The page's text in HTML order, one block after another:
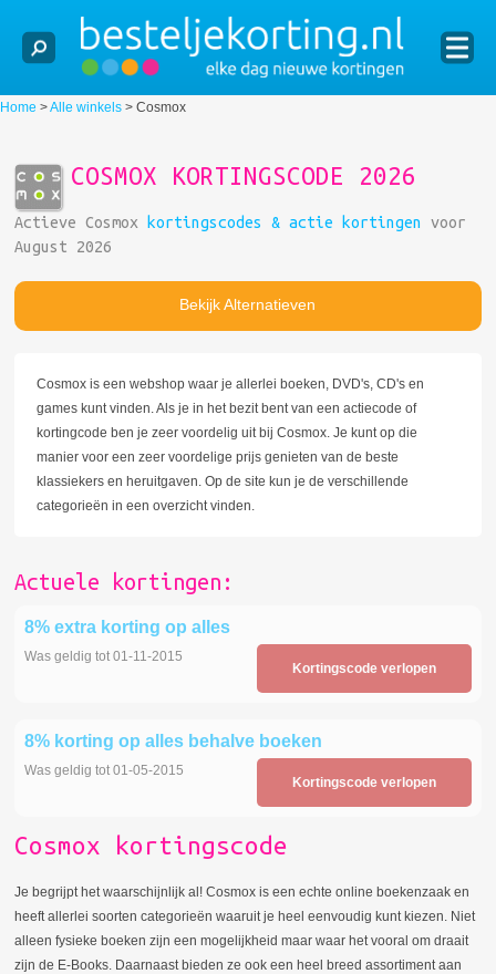
Home >Alle winkels > Cosmox
COSMOX KORTINGSCODE 2026
Actieve Cosmox kortingscodes & actie kortingen
voor
August 2026
Bekijk Alternatieven
Cosmox is een webshop waar je allerlei boeken, DVD's, CD's en
games kunt vinden. Als je in het bezit bent van een actiecode of
kortingcode ben je zeer voordelig uit bij Cosmox. Je kunt op die
manier voor een zeer voordelige prijs genieten van de beste
klassiekers en heruitgaven. Op de site kun je de verschillende
categorieën in een overzicht vinden.
Actuele kortingen:
8% extra korting op alles
Kortingscode verlopen
Was geldig tot 01-11-2015
8% korting op alles behalve boeken
Kortingscode verlopen
Was geldig tot 01-05-2015
Cosmox kortingscode
Je begrijpt het waarschijnlijk al! Cosmox is een echte online boekenzaak en
heeft allerlei soorten categorieën waaruit je heel eenvoudig kunt kiezen. Niet
alleen fysieke boeken zijn een mogelijkheid maar waar het vooral om draait
zijn de E-Books. Daarnaast bieden ze ook een heel breed assortiment aan